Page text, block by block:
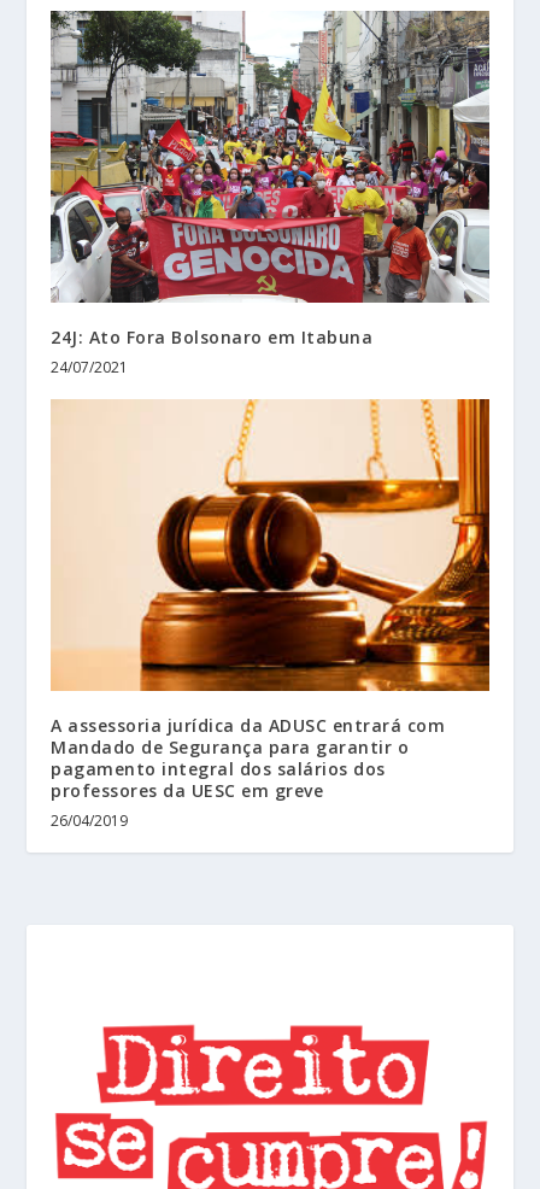
24J: Ato Fora Bolsonaro em Itabuna
24/07/2021
A assessoria jurídica da ADUSC entrará com
Mandado de Segurança para garantir o
pagamento integral dos salários dos
professores da UESC em greve
26/04/2019